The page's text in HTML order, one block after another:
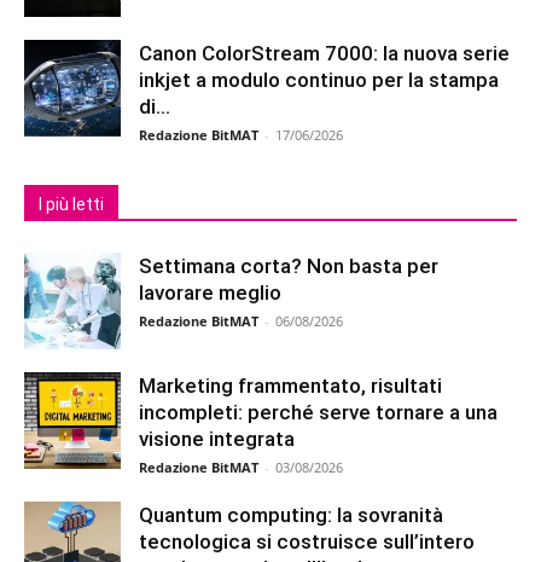
Canon ColorStream 7000: la nuova serie
inkjet a modulo continuo per la stampa
di...
Redazione BitMAT - 17/06/2026
I più letti
Settimana corta? Non basta per
lavorare meglio
Redazione BitMAT - 06/08/2026
Marketing frammentato, risultati
incompleti: perché serve tornare a una
visione integrata
Redazione BitMAT - 03/08/2026
Quantum computing: la sovranità
tecnologica si costruisce sull’intero